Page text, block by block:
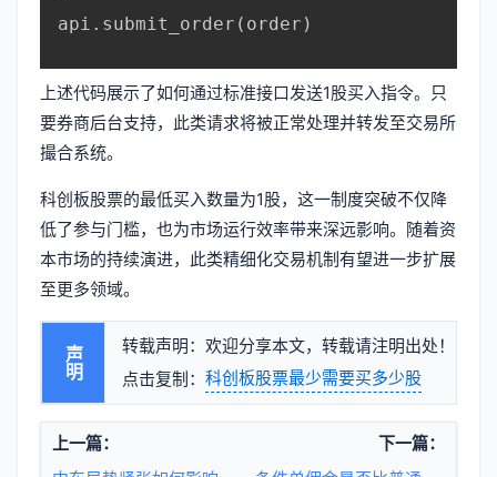
api . submit_order ( order )
上述代码展示了如何通过标准接口发送1股买入指令。只
要券商后台支持，此类请求将被正常处理并转发至交易所
撮合系统。
科创板股票的最低买入数量为1股，这一制度突破不仅降
低了参与门槛，也为市场运行效率带来深远影响。随着资
本市场的持续演进，此类精细化交易机制有望进一步扩展
至更多领域。
声明
转载声明：欢迎分享本文，转载请注明出处！
点击复制： 科创板股票最少需要买多少股
上一篇：
下一篇：